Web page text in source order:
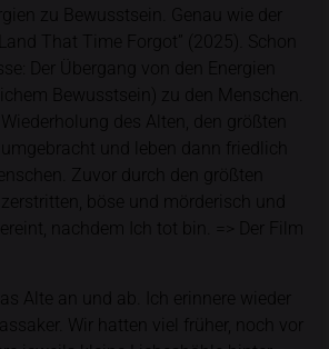
zu Bewusstsein. Genau wie der
That Time Forgot” (2025)
Schon
Der Übergang von den Energien
Bewusstsein) zu den Menschen.
des Alten, den größten
und leben dann friedlich
Zuvor durch den größten
böse und mörderisch und
nachdem Ich tot bin. => Der Film
Alte an und ab. Ich erinnere wieder
Wir hatten viel früher, noch vor